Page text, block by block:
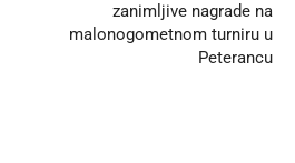
zanimljive nagrade na
malonogometnom turniru u
Peterancu